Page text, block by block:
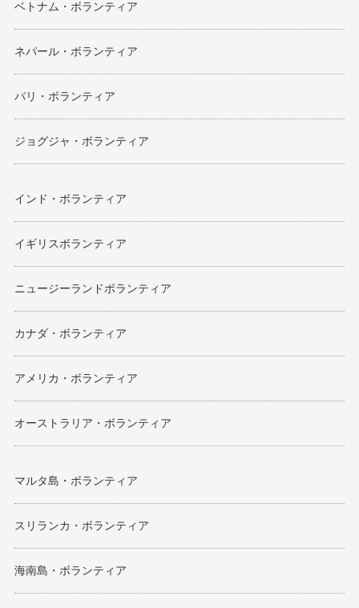
ベトナム・ボランティア
ネパール・ボランティア
バリ・ボランティア
ジョグジャ・ボランティア
インド・ボランティア
イギリスボランティア
ニュージーランドボランティア
カナダ・ボランティア
アメリカ・ボランティア
オーストラリア・ボランティア
マルタ島・ボランティア
スリランカ・ボランティア
海南島・ボランティア